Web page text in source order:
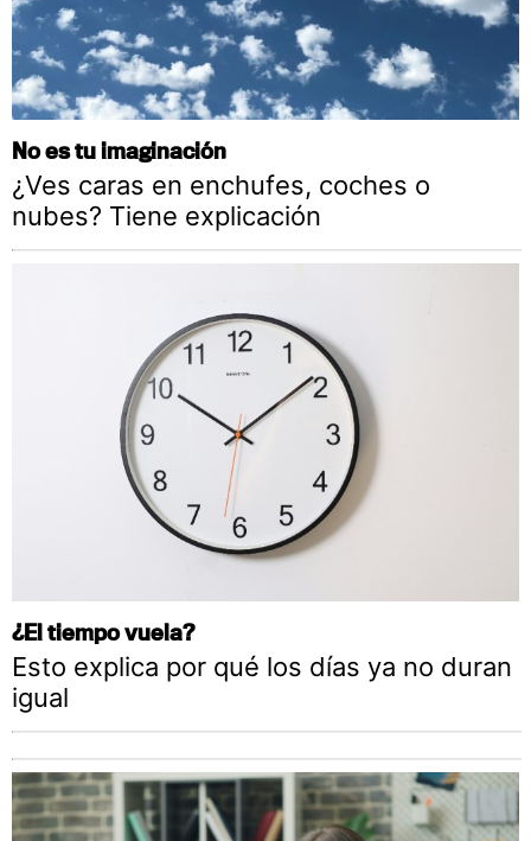
No es tu imaginación
¿Ves caras en enchufes, coches o
nubes? Tiene explicación
¿El tiempo vuela?
Esto explica por qué los días ya no duran
igual